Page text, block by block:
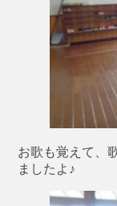
お歌も覚えて、
ましたよ♪